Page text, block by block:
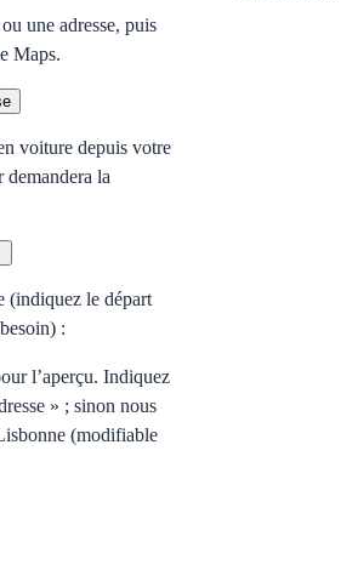
une adresse, puis
Maps.
voiture depuis votre
la
(indiquez le départ
:
l’aperçu. Indiquez
» ; sinon nous
(modifiable